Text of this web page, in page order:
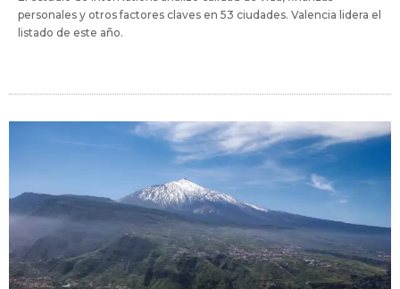
personales y otros factores claves en 53 ciudades. Valencia lidera el
listado de este año.